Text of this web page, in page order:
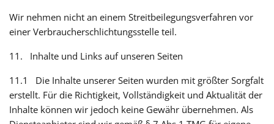
Wir nehmen nicht an einem Streitbeilegungsverfahren vor
einer Verbraucherschlichtungsstelle teil.
11. Inhalte und Links auf unseren Seiten
11.1 Die Inhalte unserer Seiten wurden mit größter Sorgfalt
erstellt. Für die Richtigkeit, Vollständigkeit und Aktualität der
Inhalte können wir jedoch keine Gewähr übernehmen. Als